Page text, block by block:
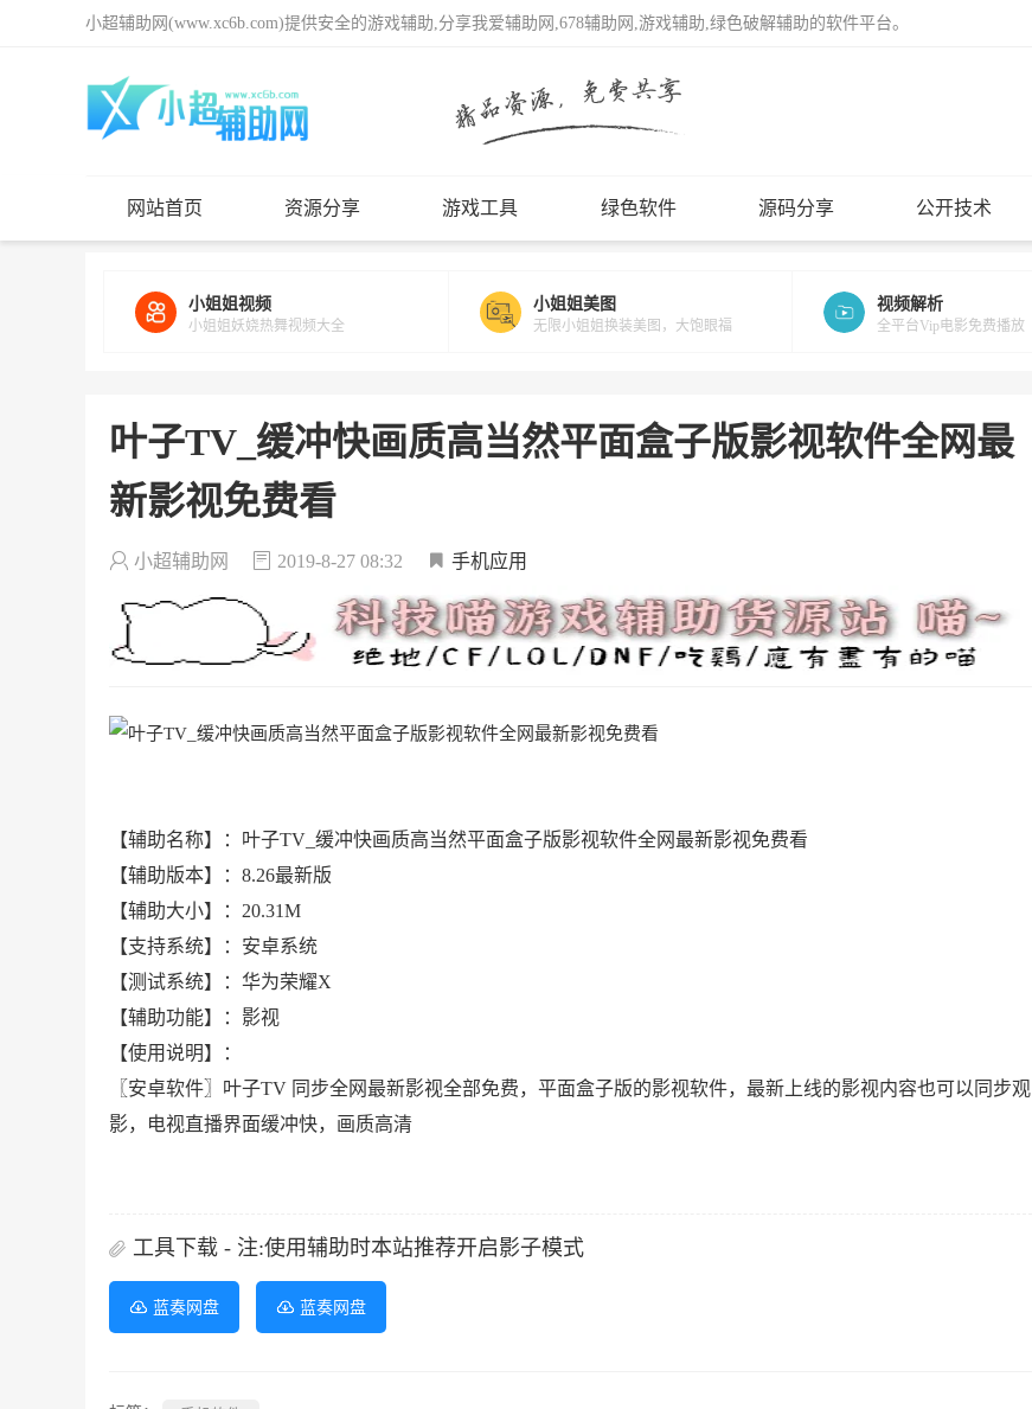
小超辅助网(www.xc6b.com)提供安全的游戏辅助,分享我爱辅助网,678辅助网,游戏辅助,绿色破解辅助的软件平台。
网站首页 资源分享 游戏工具 绿色软件 源码分享 公开技术
小姐姐视频
小姐姐妖娆热舞视频大全
小姐姐美图
无限小姐姐换装美图，大饱眼福
视频解析
全平台Vip电影免费播放
叶子TV_缓冲快画质高当然平面盒子版影视软件全网最
新影视免费看
小超辅助网 2019-8-27 08:32 手机应用
【辅助名称】：叶子TV_缓冲快画质高当然平面盒子版影视软件全网最新影视免费看
【辅助版本】：8.26最新版
【辅助大小】：20.31M
【支持系统】：安卓系统
【测试系统】：华为荣耀X
【辅助功能】：影视
【使用说明】：
〖安卓软件〗叶子TV 同步全网最新影视全部免费，平面盒子版的影视软件，最新上线的影视内容也可以同步观
影，电视直播界面缓冲快，画质高清
工具下载 - 注:使用辅助时本站推荐开启影子模式
蓝奏网盘 蓝奏网盘